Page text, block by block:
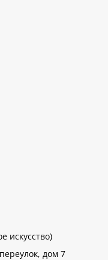
искусство)
дом 7